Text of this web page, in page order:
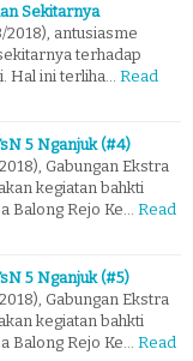
Sekitarnya
2018), antusiasme
terhadap
Hal ini terliha…
Read
5 Nganjuk (#4)
Gabungan Ekstra
kegiatan bahkti
Balong Rejo Ke…
Read
5 Nganjuk (#5)
Gabungan Ekstra
kegiatan bahkti
Balong Rejo Ke…
Read